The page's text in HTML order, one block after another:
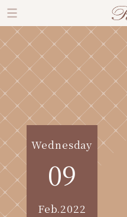
Wednesday
09
Feb.2022